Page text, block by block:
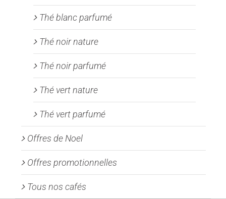
Thé blanc parfumé
Thé noir nature
Thé noir parfumé
Thé vert nature
Thé vert parfumé
Offres de Noel
Offres promotionnelles
Tous nos cafés